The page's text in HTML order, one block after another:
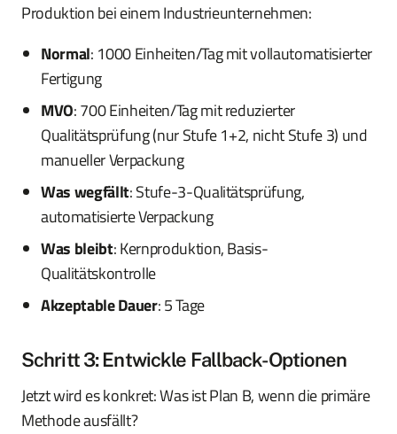
Produktion bei einem Industrieunternehmen:
Normal: 1000 Einheiten/Tag mit vollautomatisierter
Fertigung
MVO: 700 Einheiten/Tag mit reduzierter
Qualitätsprüfung (nur Stufe 1+2, nicht Stufe 3) und
manueller Verpackung
Was wegfällt: Stufe-3-Qualitätsprüfung,
automatisierte Verpackung
Was bleibt: Kernproduktion, Basis-
Qualitätskontrolle
Akzeptable Dauer: 5 Tage
Schritt 3: Entwickle Fallback-Optionen
Jetzt wird es konkret: Was ist Plan B, wenn die primäre
Methode ausfällt?